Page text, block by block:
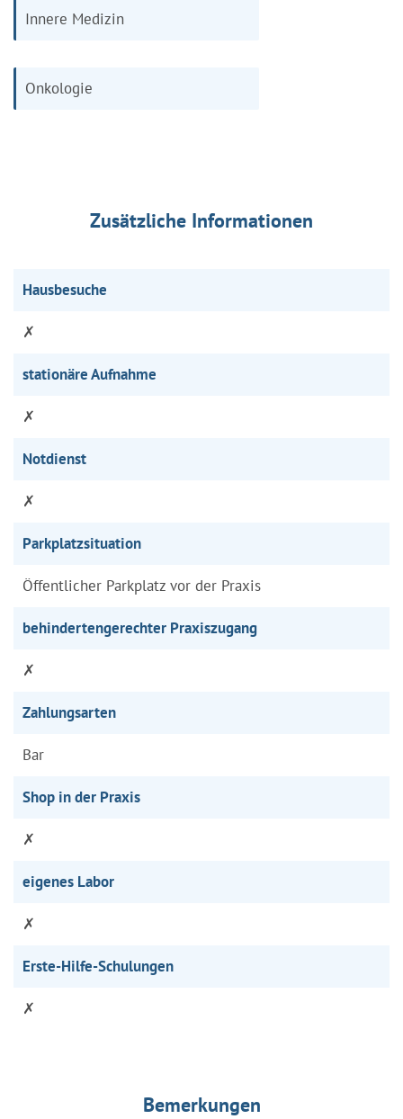
Innere Medizin
Onkologie
Zusätzliche Informationen
Hausbesuche
✗
stationäre Aufnahme
✗
Notdienst
✗
Parkplatzsituation
Öffentlicher Parkplatz vor der Praxis
behindertengerechter Praxiszugang
✗
Zahlungsarten
Bar
Shop in der Praxis
✗
eigenes Labor
✗
Erste-Hilfe-Schulungen
✗
Bemerkungen